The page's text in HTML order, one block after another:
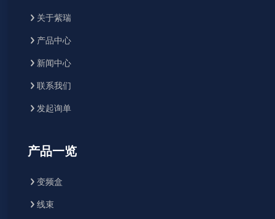
关于紫瑞
产品中心
新闻中心
联系我们
发起询单
产品一览
变频盒
线束